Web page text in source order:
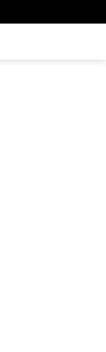
Dosen